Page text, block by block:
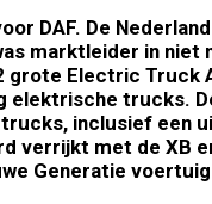
DAF. De
marktleider in niet
Electric Truck
trucks.
inclusief een
verrijkt met de XB
Generatie